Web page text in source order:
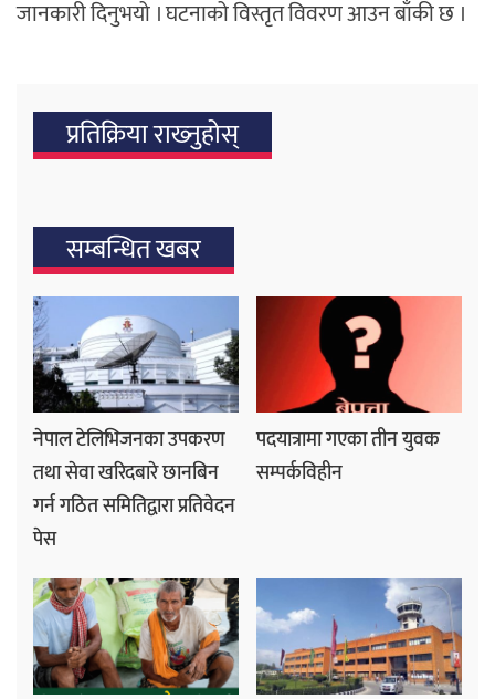
जानकारी दिनुभयो । घटनाको विस्तृत विवरण आउन बाँकी छ ।
प्रतिक्रिया राख्‍नुहोस्
सम्बन्धित खबर
नेपाल टेलिभिजनका उपकरण
तथा सेवा खरिदबारे छानबिन
गर्न गठित समितिद्वारा प्रतिवेदन
पेस
पदयात्रामा गएका तीन युवक
सम्पर्कविहीन